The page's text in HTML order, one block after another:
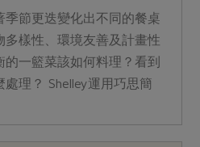
季節更迭變化出不同的餐桌
多樣性、環境友善及計畫性
一籃菜該如何料理？看到
理？ Shelley運用巧思簡